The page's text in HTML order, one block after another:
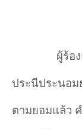
ผู้ร้อ
ประนีประนอ
ตามยอมแล้ว